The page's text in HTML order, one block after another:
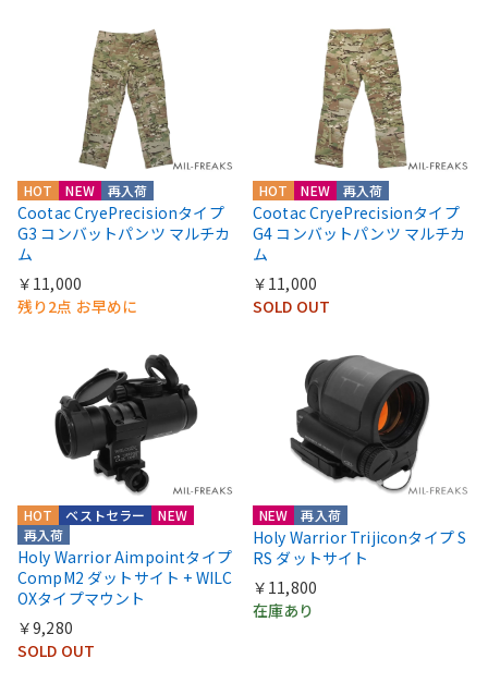
HOT NEW 再入荷
Cootac CryePrecisionタイプ
G3 コンバットパンツ マルチカ
ム
￥11,000
残り2点 お早めに
HOT NEW 再入荷
Cootac CryePrecisionタイプ
G4 コンバットパンツ マルチカ
ム
￥11,000
SOLD OUT
HOT
NEW
再入荷
ベストセラー
Holy Warrior Aimpointタイプ
CompM2 ダットサイト + WILC
OXタイプマウント
￥9,280
SOLD OUT
NEW 再入荷
Holy Warrior Trijiconタイプ S
RS ダットサイト
￥11,800
在庫あり